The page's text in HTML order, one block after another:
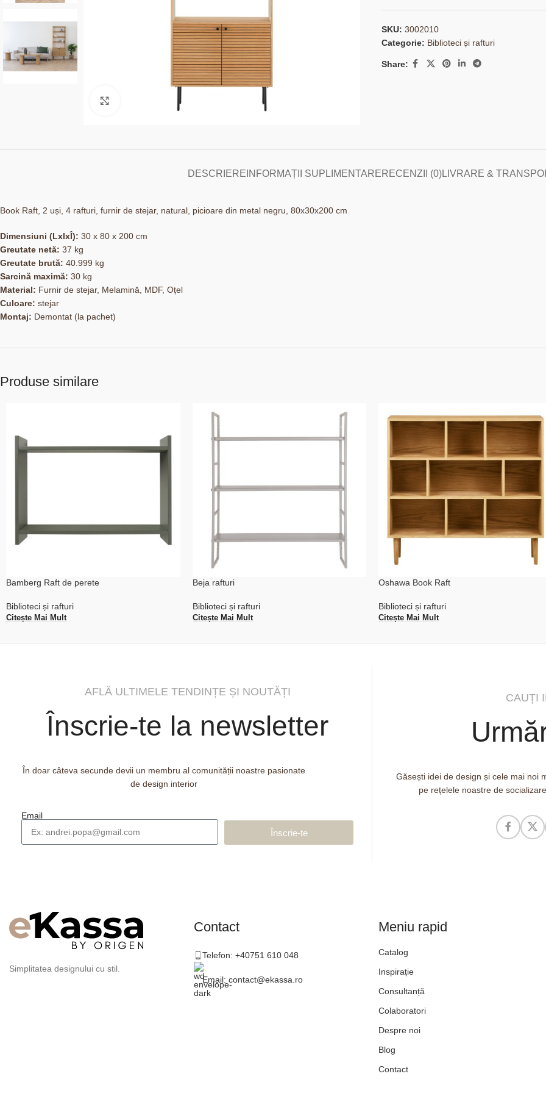
SKU: 3002010
Categorie: Biblioteci și rafturi
Share:
DESCRIERE INFORMAȚII SUPLIMENTARERECENZII (0)LIVRARE &
Book Raft, 2 uși, 4 rafturi, furnir de stejar, natural, picioare din metal negru, 80x30x200 cm
Dimensiuni (LxlxÎ): 30 x 80 x 200 cm
Greutate netă: 37 kg
Greutate brută: 40.999 kg
Sarcină maximă: 30 kg
Material: Furnir de stejar, Melamină, MDF, Oțel
Culoare: stejar
Montaj: Demontat (la pachet)
Produse similare
Bamberg Raft de perete
Biblioteci și rafturi
Citește Mai Mult
Beja rafturi
Biblioteci și rafturi
Citește Mai Mult
Oshawa Book Raft
Biblioteci și rafturi
Citește Mai Mult
AFLĂ ULTIMELE TENDINȚE ȘI NOUTĂȚI
Înscrie-te la newsletter
În doar câteva secunde devii un membru al comunității noastre pasionate
de design interior
Email
Înscrie-te
CAUȚI
Găsești idei de design și cele mai noi
pe rețelele noastre de socializare
Simplitatea designului cu stil.
Contact
Telefon: +40751 610 048
Email: contact@ekassa.ro
Meniu rapid
Catalog
Inspirație
Consultanță
Colaboratori
Despre noi
Blog
Contact